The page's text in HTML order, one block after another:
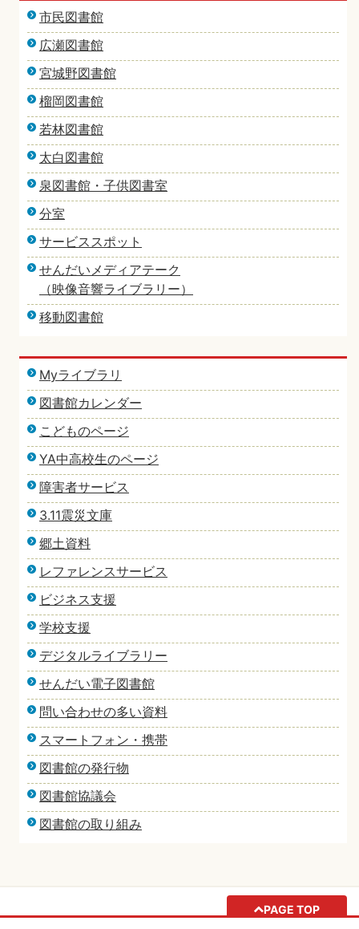
市民図書館
広瀬図書館
宮城野図書館
榴岡図書館
若林図書館
太白図書館
泉図書館・子供図書室
分室
サービススポット
せんだいメディアテーク
（映像音響ライブラリー）
移動図書館
Myライブラリ
図書館カレンダー
こどものページ
YA中高校生のページ
障害者サービス
3.11震災文庫
郷土資料
レファレンスサービス
ビジネス支援
学校支援
デジタルライブラリー
せんだい電子図書館
問い合わせの多い資料
スマートフォン・携帯
図書館の発行物
図書館協議会
図書館の取り組み
PAGE TOP